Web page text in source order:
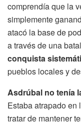
comprendía que la
simplemente
atacó la base de
a través de una
conquista
pueblos locales y
Asdrúbal no tenía
Estaba atrapado en
tratar de mantener